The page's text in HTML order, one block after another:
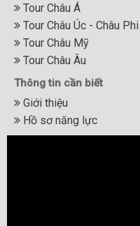
Tour Châu Á
Tour Châu Úc - Châu Phi
Tour Châu Mỹ
Tour Châu Âu
Thông tin cần biết
Giới thiệu
Hồ sơ năng lực